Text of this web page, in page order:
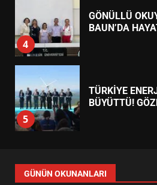
5
TÜRKİYE
BÜYÜTTÜ!
6
ALTIEYLÜL’DE
ATAĞI! 123
TÜRK MOBİLYA
EXPO 2026’DA
GÜNÜN OKUNANLARI